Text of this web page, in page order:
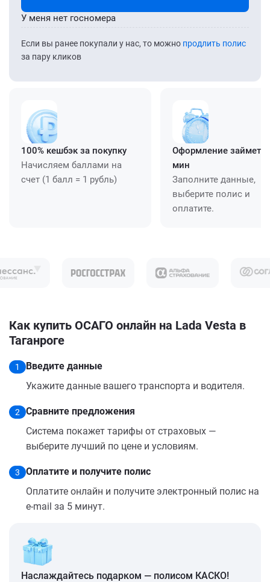
Если вы ранее покупали у нас, то можно продлить полис
за пару кликов
У меня нет госномера
100% кешбэк за покупку
Начисляем баллами на
счет (1 балл = 1 рубль)
Оформление займет
мин
Заполните данные,
выберите полис и
оплатите.
Как купить ОСАГО онлайн на Lada Vesta в
Таганроге
1
Введите данные
Укажите данные вашего транспорта и водителя.
2
Сравните предложения
Система покажет тарифы от страховых —
выберите лучший по цене и условиям.
3
Оплатите и получите полис
Оплатите онлайн и получите электронный полис на
e-mail за 5 минут.
Наслаждайтесь подарком — полисом КАСКО!